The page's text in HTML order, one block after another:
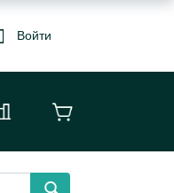
Войти